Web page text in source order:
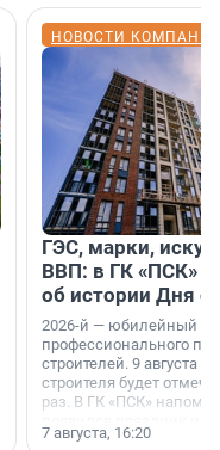
НОВОСТИ
ГЭС, марки,
ВВП: в ГК «ПСК»
об истории Дня
2026-й — юбилейный
профессионального
строителей. 9 августа
строителя будет
раз. В ГК «ПСК»
поменялась роль
7 августа, 16:20